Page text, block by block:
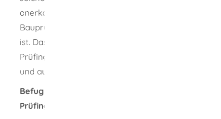
anerkannt oder aufgrund der
Bauprüfverordnung (BauPrüfVO) dazu befugt
ist. Das sind Prüfingenieurinnen oder
Prüfingenieure aus anderen Bundesländern
und aus Staaten der Europäischen Union.
Befugnis für Prüfingenieurinnen oder
Prüfingenieure aus anderen Bundesländern